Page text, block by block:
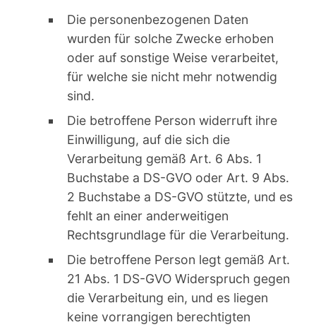
Die personenbezogenen Daten
wurden für solche Zwecke erhoben
oder auf sonstige Weise verarbeitet,
für welche sie nicht mehr notwendig
sind.
Die betroffene Person widerruft ihre
Einwilligung, auf die sich die
Verarbeitung gemäß Art. 6 Abs. 1
Buchstabe a DS-GVO oder Art. 9 Abs.
2 Buchstabe a DS-GVO stützte, und es
fehlt an einer anderweitigen
Rechtsgrundlage für die Verarbeitung.
Die betroffene Person legt gemäß Art.
21 Abs. 1 DS-GVO Widerspruch gegen
die Verarbeitung ein, und es liegen
keine vorrangigen berechtigten